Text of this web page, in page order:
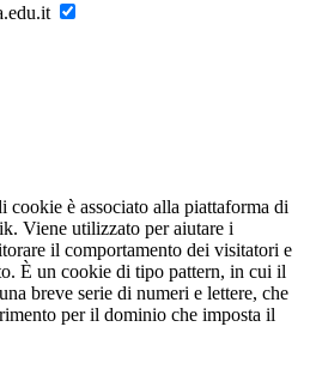
cookie è associato alla piattaforma di
Viene utilizzato per aiutare i
il comportamento dei visitatori e
È un cookie di tipo pattern, in cui il
breve serie di numeri e lettere, che
per il dominio che imposta il